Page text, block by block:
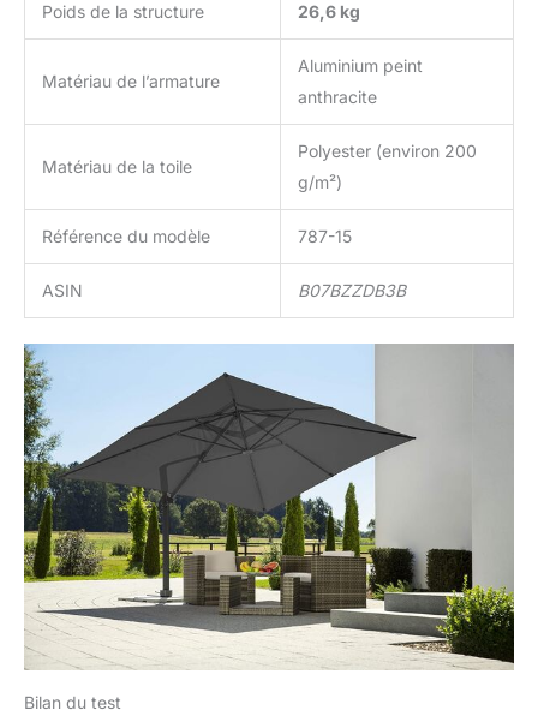
Poids de la structure 26,6 kg
Matériau de l’armature
Aluminium peint
anthracite
Matériau de la toile
Polyester (environ 200
g/m²)
Référence du modèle 787-15
ASIN B07BZZDB3B
Bilan du test